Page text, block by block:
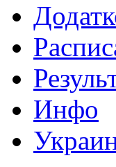
Инфо